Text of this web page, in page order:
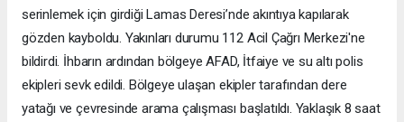
serinlemek için girdiği Lamas Deresi’nde akıntıya kapılarak
gözden kayboldu. Yakınları durumu 112 Acil Çağrı Merkezi'ne
bildirdi. İhbarın ardından bölgeye AFAD, İtfaiye ve su altı polis
ekipleri sevk edildi. Bölgeye ulaşan ekipler tarafından dere
yatağı ve çevresinde arama çalışması başlatıldı. Yaklaşık 8 saat